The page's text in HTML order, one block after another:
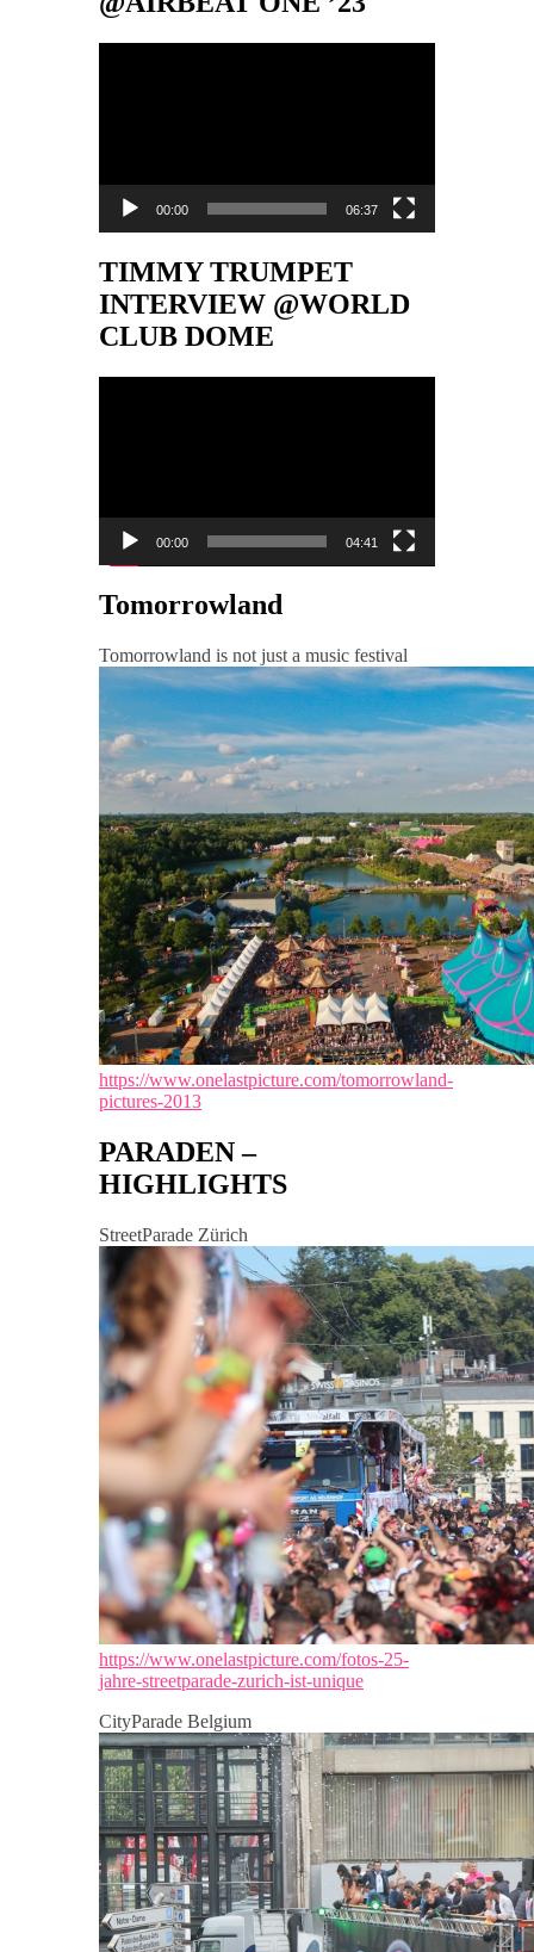
00:00 06:37
TIMMY TRUMPET
INTERVIEW @WORLD
CLUB DOME
00:00 04:41
Tomorrowland
Tomorrowland is not just a music festival
https://www.onelastpicture.com/tomorrowland-
pictures-2013
PARADEN –
HIGHLIGHTS
StreetParade Zürich
https://www.onelastpicture.com/fotos-25-
jahre-streetparade-zurich-ist-unique
CityParade Belgium